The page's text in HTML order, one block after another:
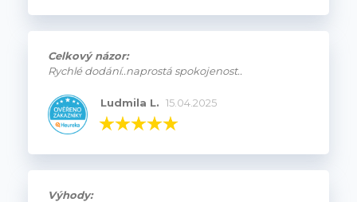
Celkový názor:
Rychlé dodání..naprostá spokojenost..
Ludmila L. 15.04.2025
Výhody: